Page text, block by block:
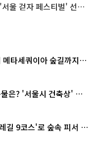
페스티벌' 선착순 5천명
메타세쿼이아 숲길까지…
은? '서울시 건축상' 수
길 9코스'로 숲속 피서 떠